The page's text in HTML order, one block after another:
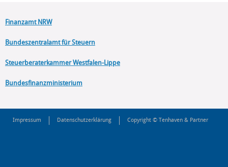
Finanzamt NRW
Bundeszentralamt für Steuern
Steuerberaterkammer Westfalen-Lippe
Bundesfinanzministerium
Impressum Datenschutzerklärung Copyright © Tenhaven & Partner